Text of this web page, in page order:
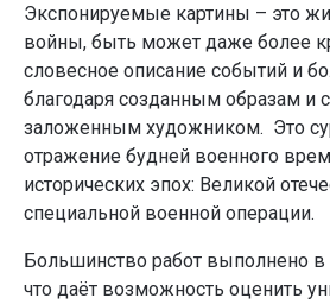
Экспонируемые картины – это
войны, быть может даже более
словесное описание событий и
благодаря созданным образам и
заложенным художником. Это
отражение будней военного
исторических эпох: Великой
специальной военной операции.
Большинство работ выполнено
что даёт возможность оценить